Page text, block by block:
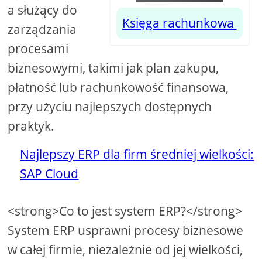
Księga rachunkowa
a służący do
zarządzania
procesami
biznesowymi, takimi jak plan zakupu,
płatność lub rachunkowość finansowa,
przy użyciu najlepszych dostępnych
praktyk.
Najlepszy ERP dla firm średniej wielkości:
SAP Cloud
<strong>Co to jest system ERP?</strong>
System ERP usprawni procesy biznesowe
w całej firmie, niezależnie od jej wielkości,